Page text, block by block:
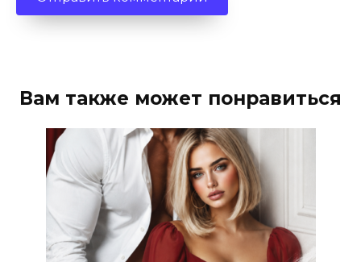
Вам также может понравиться